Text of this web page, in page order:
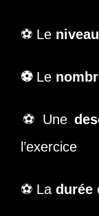
⚽ Le
⚽ Le
​⚽ Une
l’exercice
⚽ La durée